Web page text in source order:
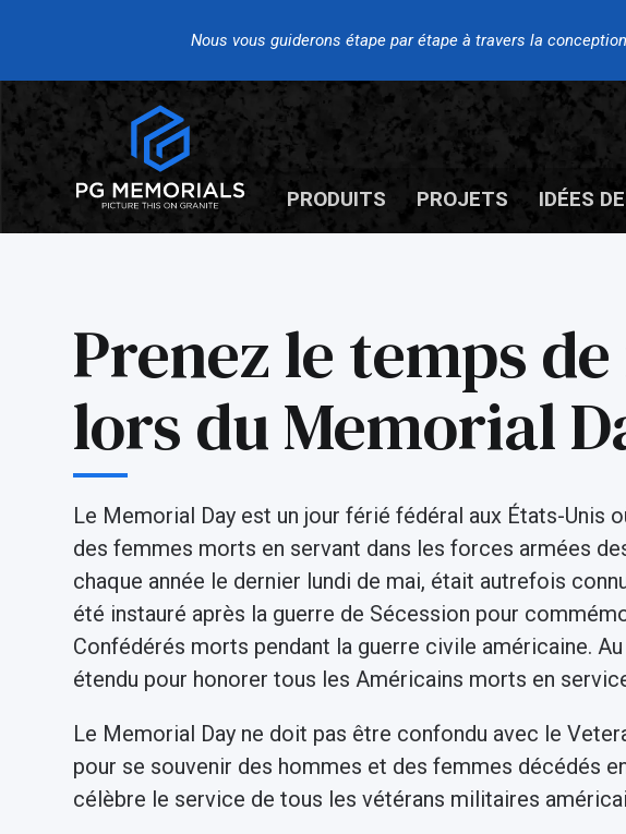
Nous vous guiderons étape par étape à travers la
PRODUITS PROJETS IDÉES
Prenez le temps
lors du Memorial
Le Memorial Day est un jour férié fédéral aux États-Unis
des femmes morts en servant dans les forces armées
chaque année le dernier lundi de mai, était autrefois
été instauré après la guerre de Sécession pour
Confédérés morts pendant la guerre civile américaine.
étendu pour honorer tous les Américains morts en
Le Memorial Day ne doit pas être confondu avec le
pour se souvenir des hommes et des femmes décédés
célèbre le service de tous les vétérans militaires